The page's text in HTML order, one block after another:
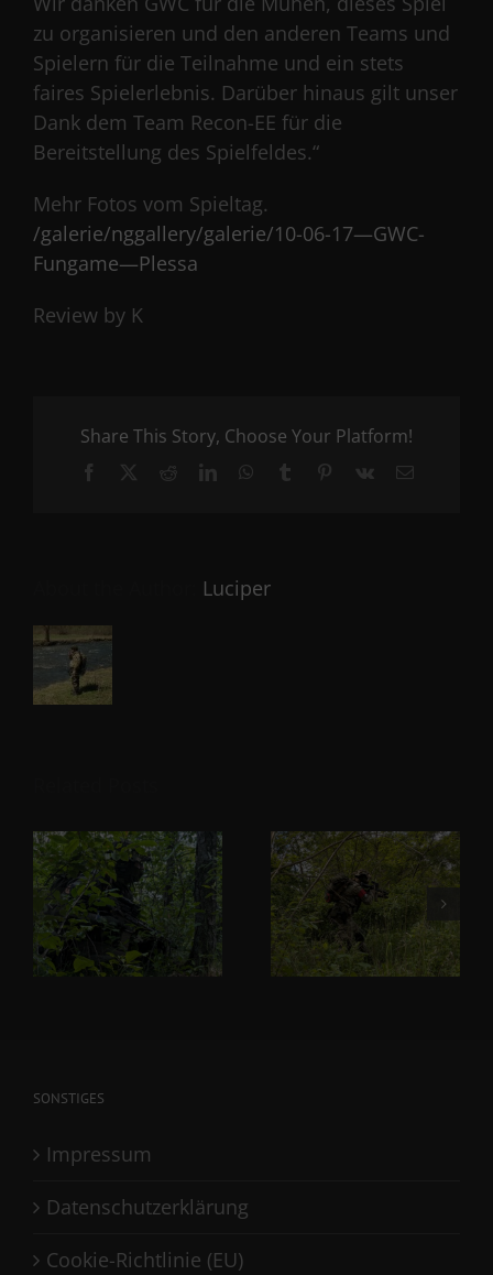
zu organisieren und den anderen Teams und
Spielern für die Teilnahme und ein stets
faires Spielerlebnis. Darüber hinaus gilt unser
Dank dem Team Recon-EE für die
Bereitstellung des Spielfeldes.“
Mehr Fotos vom Spieltag.
/galerie/nggallery/galerie/10-06-17—GWC-
Fungame—Plessa
Review by K
Share This Story, Choose Your Platform!
Facebook RedditLinkedInWhatsApp
Tumblr Pinterest
Vk Email
Luciper
SONSTIGES
Impressum
Datenschutzerklärung
Cookie-Richtlinie (EU)